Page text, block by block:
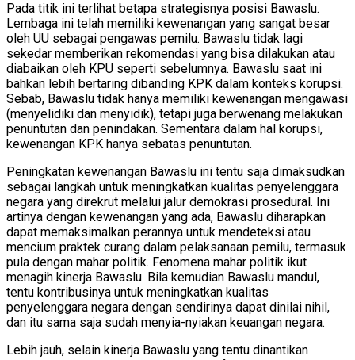
Pada titik ini terlihat betapa strategisnya posisi Bawaslu.
Lembaga ini telah memiliki kewenangan yang sangat besar
oleh UU sebagai pengawas pemilu. Bawaslu tidak lagi
sekedar memberikan rekomendasi yang bisa dilakukan atau
diabaikan oleh KPU seperti sebelumnya. Bawaslu saat ini
bahkan lebih bertaring dibanding KPK dalam konteks korupsi.
Sebab, Bawaslu tidak hanya memiliki kewenangan mengawasi
(menyelidiki dan menyidik), tetapi juga berwenang melakukan
penuntutan dan penindakan. Sementara dalam hal korupsi,
kewenangan KPK hanya sebatas penuntutan.
Peningkatan kewenangan Bawaslu ini tentu saja dimaksudkan
sebagai langkah untuk meningkatkan kualitas penyelenggara
negara yang direkrut melalui jalur demokrasi prosedural. Ini
artinya dengan kewenangan yang ada, Bawaslu diharapkan
dapat memaksimalkan perannya untuk mendeteksi atau
mencium praktek curang dalam pelaksanaan pemilu, termasuk
pula dengan mahar politik. Fenomena mahar politik ikut
menagih kinerja Bawaslu. Bila kemudian Bawaslu mandul,
tentu kontribusinya untuk meningkatkan kualitas
penyelenggara negara dengan sendirinya dapat dinilai nihil,
dan itu sama saja sudah menyia-nyiakan keuangan negara.
Lebih jauh, selain kinerja Bawaslu yang tentu dinantikan